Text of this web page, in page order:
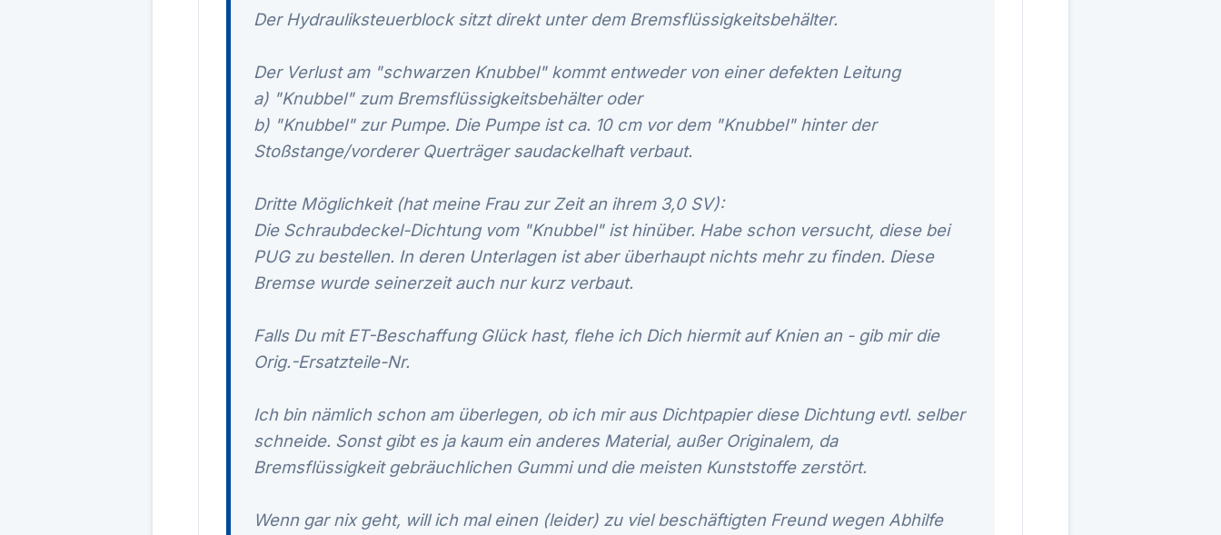
Der Hydrauliksteuerblock sitzt direkt unter dem Bremsflüssigkeitsbehälter.
Der Verlust am "schwarzen Knubbel" kommt entweder von einer defekten Leitung
a) "Knubbel" zum Bremsflüssigkeitsbehälter oder
b) "Knubbel" zur Pumpe. Die Pumpe ist ca. 10 cm vor dem "Knubbel" hinter der
Stoßstange/vorderer Querträger saudackelhaft verbaut.
Dritte Möglichkeit (hat meine Frau zur Zeit an ihrem 3,0 SV):
Die Schraubdeckel-Dichtung vom "Knubbel" ist hinüber. Habe schon versucht, diese bei
PUG zu bestellen. In deren Unterlagen ist aber überhaupt nichts mehr zu finden. Diese
Bremse wurde seinerzeit auch nur kurz verbaut.
Falls Du mit ET-Beschaffung Glück hast, flehe ich Dich hiermit auf Knien an - gib mir die
Orig.-Ersatzteile-Nr.
Ich bin nämlich schon am überlegen, ob ich mir aus Dichtpapier diese Dichtung evtl. selber
schneide. Sonst gibt es ja kaum ein anderes Material, außer Originalem, da
Bremsflüssigkeit gebräuchlichen Gummi und die meisten Kunststoffe zerstört.
Wenn gar nix geht, will ich mal einen (leider) zu viel beschäftigten Freund wegen Abhilfe